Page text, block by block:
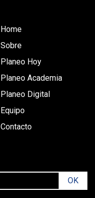
Home
Sobre
Planeo Hoy
Planeo Academia
Planeo Digital
Equipo
Contacto
OK